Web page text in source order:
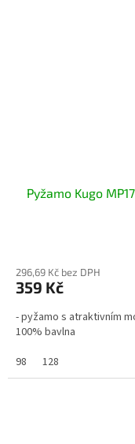
Pyžamo Kugo
296,69 Kč bez DPH
359 Kč
- pyžamo s atraktivním
100% bavlna
98
128